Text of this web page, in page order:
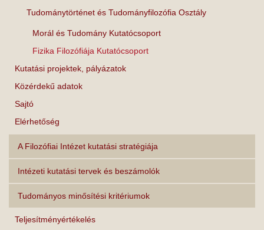
Tudománytörténet és Tudományfilozófia Osztály
Morál és Tudomány Kutatócsoport
Fizika Filozófiája Kutatócsoport
Kutatási projektek, pályázatok
Közérdekű adatok
Sajtó
Elérhetőség
A Filozófiai Intézet kutatási stratégiája
Intézeti kutatási tervek és beszámolók
Tudományos minősítési kritériumok
Teljesítményértékelés